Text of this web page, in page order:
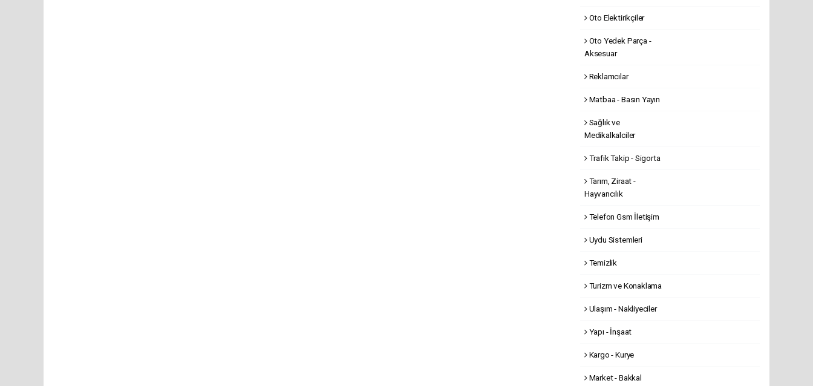
Oto Elektirikçiler
Oto Yedek Parça -
Aksesuar
Reklamcılar
Matbaa - Basın Yayın
Sağlık ve
Medikalkalciler
Trafik Takip - Sigorta
Tarım, Ziraat -
Hayvancılık
Telefon Gsm İletişim
Uydu Sistemleri
Temizlik
Turizm ve Konaklama
Ulaşım - Nakliyeciler
Yapı - İnşaat
Kargo - Kurye
Market - Bakkal